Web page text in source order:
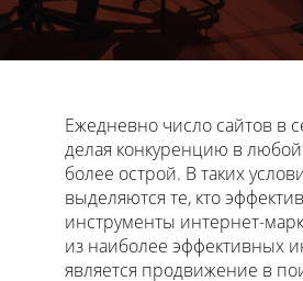
Ежедневно число сайтов в
делая конкуренцию в
более острой. В таких
выделяются те, кто
инструменты интернет-
из наиболее эффективных
является продвижение в